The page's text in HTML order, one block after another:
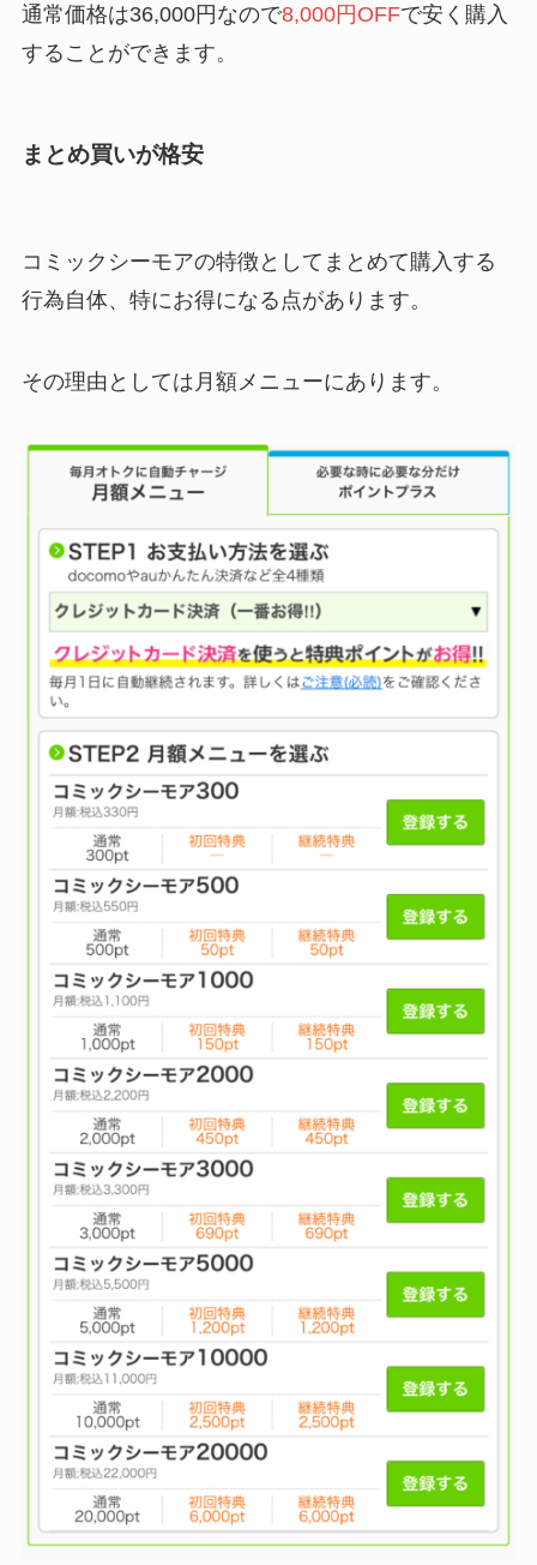
通常価格は36,000円なので8,000円OFFで安く購入
することができます。
まとめ買いが格安
コミックシーモアの特徴としてまとめて購入する
行為自体、特にお得になる点があります。
その理由としては月額メニューにあります。